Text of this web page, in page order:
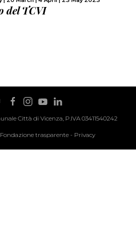
del TCVI
Città di Vicenza, P.IVA 03411540242
Fondazione trasparente - Privacy